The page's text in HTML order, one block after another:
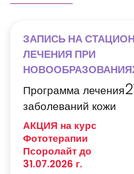
ЗАПИСЬ НА
ЛЕЧЕНИЯ ПРИ
Программа лечения
заболеваний кожи
АКЦИЯ на курс
Фототерапии
Псоролайт до
31.07.2026 г.